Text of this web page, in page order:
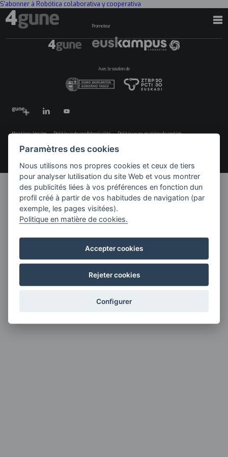
S'abonner à Robótica colaborativa y cooperativa
Promoteur
Avec le soutien de
Menú
legales
Mentions légales Politique de confidentialité
Politique en matière de cookies
Paramètres des cookies
Nous utilisons nos propres cookies et ceux de tiers
pour analyser lutilisation du site Web et vous montrer
des publicités liées à vos préférences en fonction dun
profil créé à partir de vos habitudes de navigation (par
exemple, les pages visitées).
Politique en matière de cookies.
Accepter cookies
Rejeter cookies
Configurer